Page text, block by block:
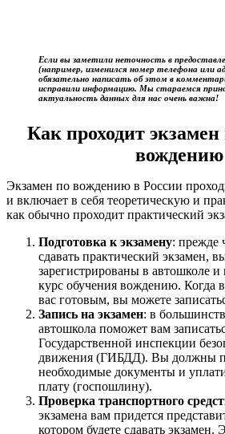
Если вы заметили неточность в
(например, изменился номер телефона или
обязательно написать об этом в
исправили информацию. Мы стараемся
актуальность данных для нас очень важна!
Как проходит
вождению
Экзамен по вождению в России
и включает в себя теоретическую и
как обычно проходит практический
Подготовка к экзамену: прежде
сдавать практический экзамен,
зарегистрированы в автошколе
курс обучения вождению. Когда
вас готовым, вы можете
Запись на экзамен: в
автошкола поможет вам
Государственной инспекции
движения (ГИБДД). Вы должны
необходимые документы и
плату (госпошлину).
Проверка транспортного
экзамена вам придется
котором будете сдавать